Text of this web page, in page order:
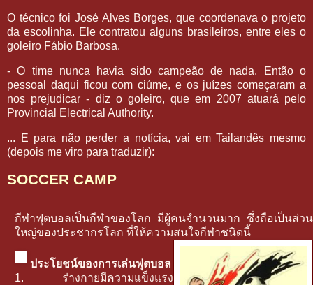
O técnico foi José Alves Borges, que coordenava o projeto
da escolinha. Ele contratou alguns brasileiros, entre eles o
goleiro Fábio Barbosa.
- O time nunca havia sido campeão de nada. Então o
pessoal daqui ficou com ciúme, e os juízes começaram a
nos prejudicar - diz o goleiro, que em 2007 atuará pelo
Provincial Electrical Authority.
... E para não perder a notícia, vai em Tailandês mesmo
(depois me viro para traduzir):
SOCCER CAMP
กีฬาฟุตบอลเป็นกีฬาของโลก มีผู้คนจำนวนมาก ซึ่งถือเป็นส่วน
ใหญ่ของประชากรโลก ที่ให้ความสนใจกีฬาชนิดนี้
ประโยชน์ของการเล่นฟุตบอล
1. ร่างกายมีความแข็งแรง